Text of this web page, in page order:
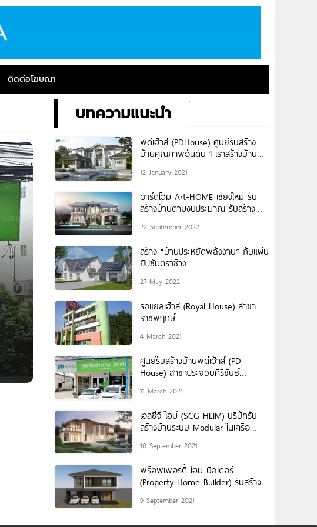
ติดต่อโฆษณา
บทความแนะนำ
พีดีเฮ้าส์ (PDHouse) ศูนย์รับสร้าง
บ้านคุณภาพอันดับ 1 เราสร้างบ้าน
12 January 2021
อาร์ดโฮม Art-HOME เชียงใหม่ รับ
สร้างบ้านตามงบประมาณ รับสร้าง
22 September 2022
สร้าง “บ้านประหยัดพลังงาน” กับแผ่น
ยิปซัมตราช้าง
27 May 2022
รอแยลเฮ้าส์ (Royal House) สาขา
ราชพฤกษ์
4 March 2021
ศูนย์รับสร้างบ้านพีดีเฮ้าส์ (PD
House) สาขาประจวบคีรีขันธ์
11 March 2021
เอสซีจี ไฮม์ (SCG HEIM) บริษัทรับ
สร้างบ้านระบบ Modular ในเครือ
10 September 2021
พร้อพเพอร์ตี้ โฮม บิลเดอร์
(Property Home Builder) รับสร้าง
งานก่อสร้าง
9 September 2021